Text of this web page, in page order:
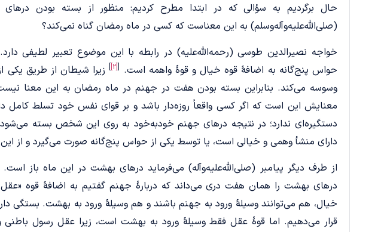
حال برگردیم به سؤالی که در ابتدا مطرح کردیم: منظور از بسته بودن
(صلی‌الله‌علیه‌و‌آله‌وسلم) به این معناست که کسی در ماه رمضان گناه نمی‌کند؟
خواجه نصیرالدین طوسی (رحمه‌الله‌علیه) در رابطه با این موضوع تعبیر لطیفی
حواس ‌پنج‌گانه به اضافۀ قوه خیال و قوۀ واهمه است. [
[2]
]زیرا شیطان از طریق یکی
وسوسه می‌کند. بنابراین بسته بودن هفت در جهنم در ماه رمضان به این معنا نیست
معنایش این است که اگر کسی واقعاً روزه‌دار باشد و بر قوای نفس خود تسلط کامل
دستگیره‌ای ندارد؛ در نتیجه درهای جهنم خود‌به‌خود به روی این شخص بسته
دارای منشأ وهمی ‌و خیالی است، یا توسط یکی از حواس پنج‌گانه صورت می‌گیرد و از
از طرف دیگر پیامبر (صلی‌الله‌علیه‌و‌آله) می‌فرماید درهای بهشت در این ماه باز
درهای بهشت را همان هفت دری می‌داند که دربارۀ جهنم گفتیم به اضافۀ قوه
خیال، هم می‌توانند وسیلۀ ورود به جهنم باشند و هم وسیلۀ ورود به بهشت. بستگی
قرار می‌دهیم. اما قوۀ عقل فقط وسیلۀ ورود به بهشت است، زیرا عقل رسول باطنی